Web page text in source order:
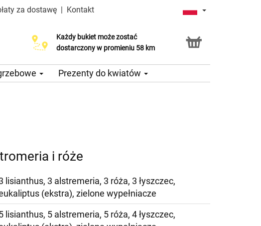
za dostawę | Kontakt
Każdy bukiet może zostać
dostarczony w promieniu 58 km
Prezenty do kwiatów
i róże
lisianthus, 3 alstremeria, 3 róża, 3 łyszczec,
(ekstra), zielone wypełniacze
lisianthus, 5 alstremeria, 5 róża, 4 łyszczec,